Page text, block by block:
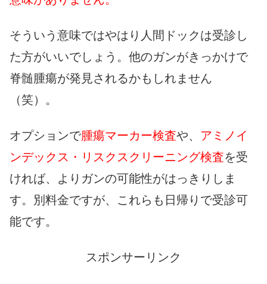
そういう意味ではやはり人間ドックは受診し
た方がいいでしょう。他のガンがきっかけで
脊髄腫瘍が発見されるかもしれません
（笑）。
オプションで腫瘍マーカー検査や、 アミノイ
ンデックス・リスクスクリーニング検査を受
ければ、よりガンの可能性がはっきりしま
す。別料金ですが、これらも日帰りで受診可
能です。
スポンサーリンク